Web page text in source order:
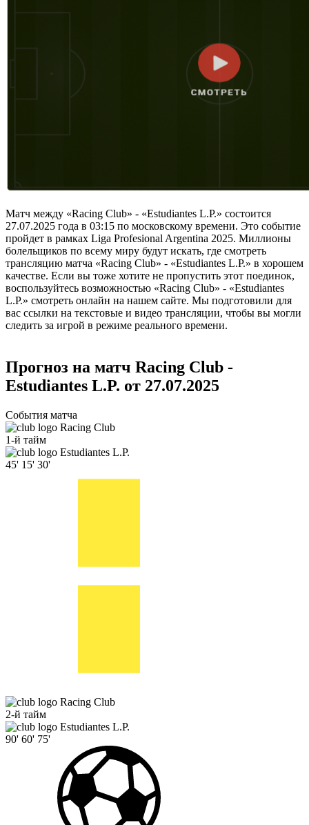
Матч между «Racing Club» - «Estudiantes L.P.» состоится
27.07.2025 года в 03:15 по московскому времени. Это событие
пройдет в рамках Liga Profesional Argentina 2025. Миллионы
болельщиков по всему миру будут искать, где смотреть
трансляцию матча «Racing Club» - «Estudiantes L.P.» в хорошем
качестве. Если вы тоже хотите не пропустить этот поединок,
воспользуйтесь возможностью «Racing Club» - «Estudiantes
L.P.» смотреть онлайн на нашем сайте. Мы подготовили для
вас ссылки на текстовые и видео трансляции, чтобы вы могли
следить за игрой в режиме реального времени.
Прогноз на матч Racing Club -
Estudiantes L.P. от 27.07.2025
События матча
Racing Club
1-й тайм
Estudiantes L.P.
45' 15' 30'
Racing Club
2-й тайм
Estudiantes L.P.
90' 60' 75'